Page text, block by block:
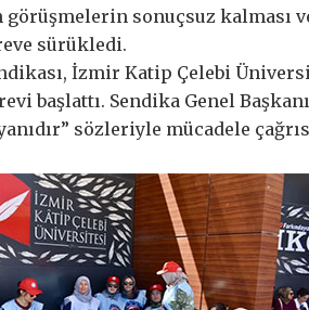
görüşmelerin sonuçsuz kalması
sürükledi.
İzmir Katip Çelebi
başlattı. Sendika Genel
sözleriyle mücadele